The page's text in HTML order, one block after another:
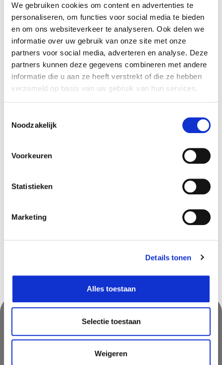
We gebruiken cookies om content en advertenties te
personaliseren, om functies voor social media te bieden
en om ons websiteverkeer te analyseren. Ook delen we
informatie over uw gebruik van onze site met onze
partners voor social media, adverteren en analyse. Deze
partners kunnen deze gegevens combineren met andere
informatie die u aan ze heeft verstrekt of die ze hebben
verzameld op basis van uw gebruik van hun services.
Noodzakelijk
Voorkeuren
Statistieken
Marketing
Details tonen
Alles toestaan
Selectie toestaan
Weigeren
Diameter (cm):
0 cm
Material:
Kunststof
Artikel nummer:
826737
Ninove
Zwijndrecht
Nooit iets van ons missen?
Mis geen enkele aanbieding, inspirerende tip of nieuwsbericht. Schrijf